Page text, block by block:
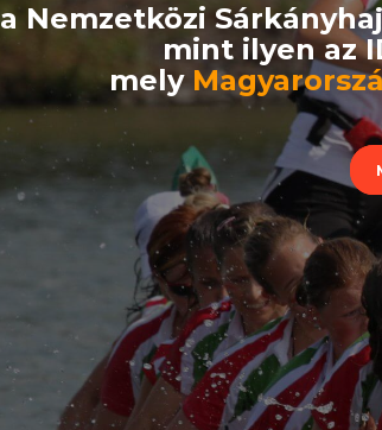
a Nemzetközi
mint ilyen az
mely